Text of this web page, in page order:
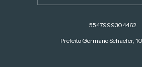
5547999304462
Prefeito Germano Schaefer,